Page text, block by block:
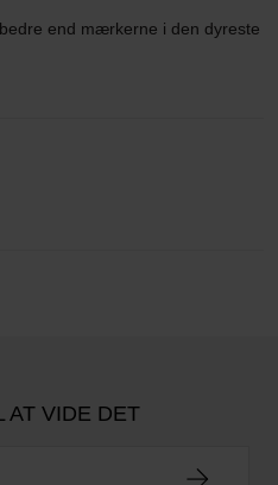
end mærkerne i den dyreste
VIDE DET